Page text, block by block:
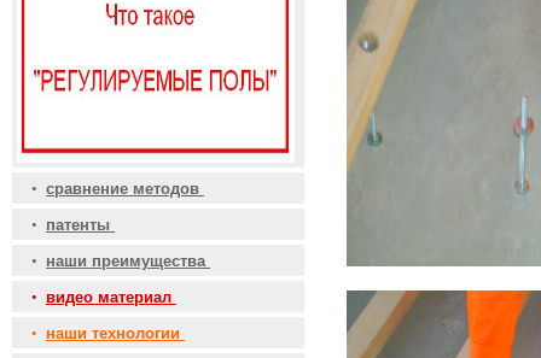
• сравнение методов
• патенты
• наши преимущества
• видео материал
• наши технологии